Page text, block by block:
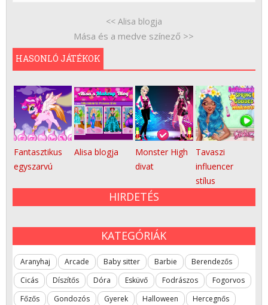
<< Alisa blogja
Mása és a medve színező >>
HASONLÓ JÁTÉKOK
Fantasztikus
egyszarvú
Alisa blogja
Monster High
divat
Tavaszi
influencer
stílus
HIRDETÉS
KATEGÓRIÁK
Aranyhaj Arcade Baby sitter Barbie
Berendezős
Cicás
Díszítős Dóra Esküvő Fodrászos
Fogorvos
Főzős
Gondozós Gyerek Halloween Hercegnős